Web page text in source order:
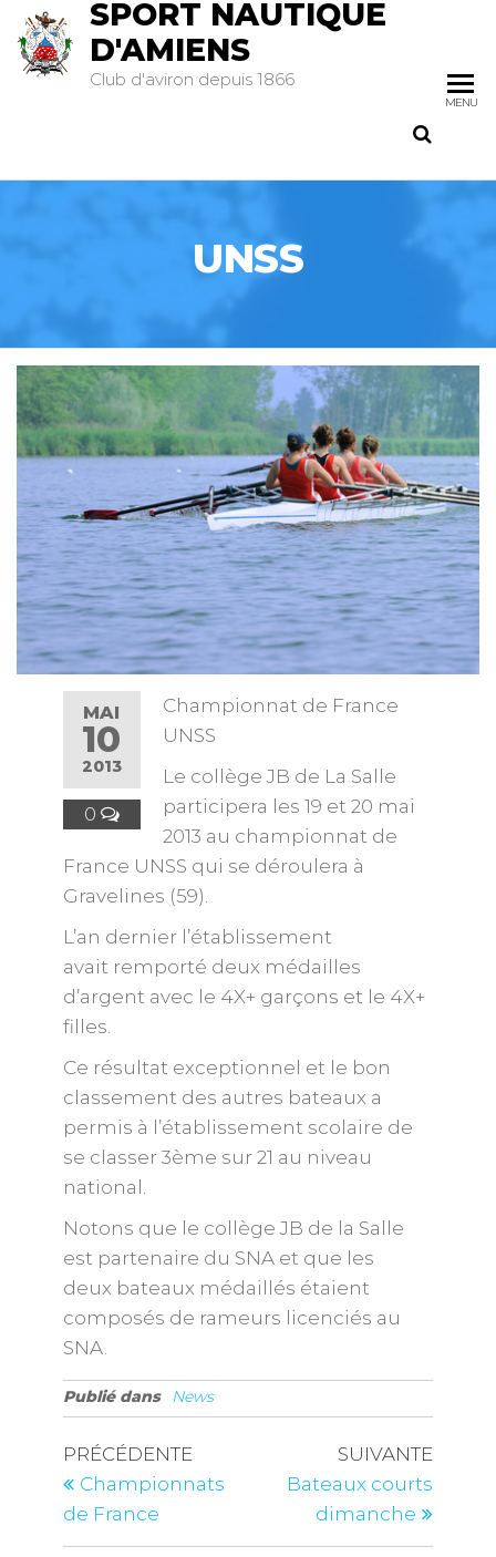
SPORT NAUTIQUE
D'AMIENS
Club d'aviron depuis 1866
MENU
UNSS
MAI
10
2013
0
Championnat de France
UNSS
Le collège JB de La Salle
participera les 19 et 20 mai
2013 au championnat de
France UNSS qui se déroulera à
Gravelines (59).
L’an dernier l’établissement
avait remporté deux médailles
d’argent avec le 4X+ garçons et le 4X+
filles.
Ce résultat exceptionnel et le bon
classement des autres bateaux a
permis à l’établissement scolaire de
se classer 3ème sur 21 au niveau
national.
Notons que le collège JB de la Salle
est partenaire du SNA et que les
deux bateaux médaillés étaient
composés de rameurs licenciés au
SNA.
Publié dans News
PRÉCÉDENTE
Championnats
de France
SUIVANTE
Bateaux courts
dimanche